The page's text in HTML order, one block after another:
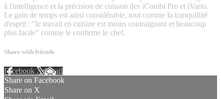
à l'intelligence et la précision de cuisson des iCombi Pro et iVario.
Le gain de temps est ainsi considérable, tout comme la tranquillité
d'esprit : "le travail en cuisine est moins contraignant et beaucoup
plus facile" comme le confirme le chef.
Share with friends
Facebook XEmail
Share on Facebook
Share on X